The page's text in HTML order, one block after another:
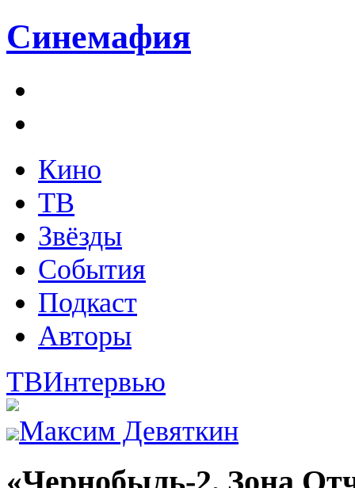
Синемафия
Кино
ТВ
Звёзды
События
Подкаст
Авторы
ТВИнтервью
Максим Девяткин